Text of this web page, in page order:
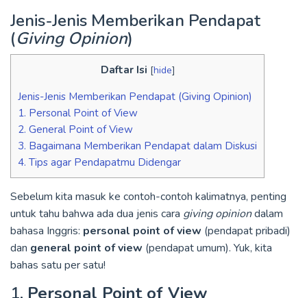
Jenis-Jenis Memberikan Pendapat
(Giving Opinion)
Daftar Isi [hide]
Jenis-Jenis Memberikan Pendapat (Giving Opinion)
1. Personal Point of View
2. General Point of View
3. Bagaimana Memberikan Pendapat dalam Diskusi
4. Tips agar Pendapatmu Didengar
Sebelum kita masuk ke contoh-contoh kalimatnya, penting
untuk tahu bahwa ada dua jenis cara giving opiniondalam
bahasa Inggris: personal point of view (pendapat pribadi)
dan general point of view (pendapat umum). Yuk, kita
bahas satu per satu!
1. Personal Point of View